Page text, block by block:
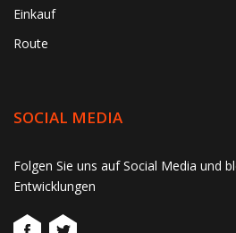
Einkauf
Route
SOCIAL MEDIA
Folgen Sie uns auf Social Media und
Entwicklungen
gtag('consent', 'update', function() {
window.dataLayer || [];